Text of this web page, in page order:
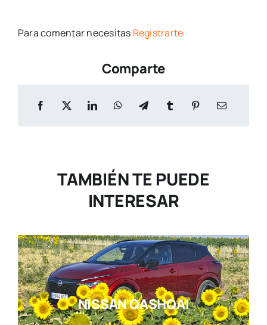
Para comentar necesitas Registrarte
Comparte
TAMBIÉN TE PUEDE
INTERESAR
NISSAN QASHQAI